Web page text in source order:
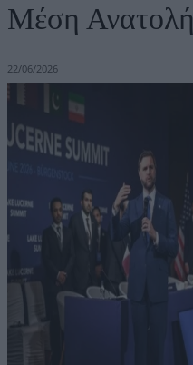
Μέση Ανατολή
22/06/2026